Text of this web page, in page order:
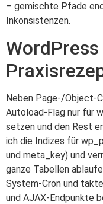
– gemischte Pfade
Inkonsistenzen.
Neben Page-/Object-
Autoload-Flag nur für
setzen und den Rest
ich die Indizes für
und meta_key) und
ganze Tabellen
System-Cron und
und AJAX-Endpunkte